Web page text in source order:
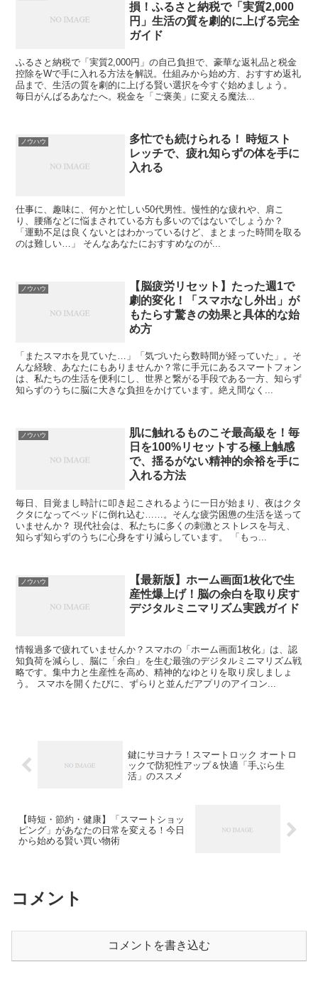
損！ふるさと納税で「実質2,000
円」生活の質を劇的に上げる完全
ガイド
ふるさと納税で「実質2,000円」の自己負担で、豪華な返礼品と税金
控除をWで手に入れる方法を解説。仕組みから始め方、おすすめ返礼
品まで、生活の質を劇的に上げる賢い選択を今すぐ始めましょう。
毎日がんばるあなたへ。税金を「ご褒美」に変える魔法...
ノウハウ
多忙でも続けられる！ 時短スト
レッチで、疲れ知らずの体を手に
入れる
仕事に、趣味に、何かと忙しい50代男性。慢性的な疲れや、肩こ
り、腰痛などに悩まされている方も多いのではないでしょうか？
「運動不足は良くないとはわかっているけど、まとまった時間を取る
のは難しい…」 そんなあなたにおすすめなのが...
ノウハウ
【脳疲労リセット】たった週1で
劇的変化！「スマホなし外出」が
もたらす驚きの効果と具体的な始
め方
「またスマホを見ていた…」「気づいたら数時間が経っていた」。そ
んな経験、あなたにもありませんか？常に手元にあるスマートフォン
は、私たちの生活を便利にし、世界と繋がる手段である一方、知らず
知らずのうちに脳に大きな負担をかけています。絶え間なく...
ノウハウ
肌に触れるものこそ最高級を！毎
日を100%リセットする極上触感
で、揺るがない精神的余裕を手に
入れる方法
毎日、目覚まし時計に叩き起こされるように一日が始まり、夜はクタ
クタになってベッドに倒れ込む……。そんな疲労困憊の生活を送って
いませんか？ 現代社会は、私たちに多くの刺激とストレスを与え、
知らず知らずのうちに心身をすり減らしています。 「もっ...
ノウハウ
【最新版】ホーム画面1枚化で生
産性爆上げ！脳の余白を取り戻す
デジタルミニマリズム実践ガイド
情報過多で疲れていませんか？スマホの「ホーム画面1枚化」は、認
知負荷を減らし、脳に「余白」を生む最強のデジタルミニマリズム戦
略です。集中力と生産性を高め、精神的なゆとりを取り戻しましょ
う。 スマホを開くたびに、ずらりと並んだアプリのアイコン...
鍵にサヨナラ！スマートロック オートロ
ックで防犯性アップ＆快適「手ぶら生
活」のススメ
【時短・節約・健康】「スマートショッ
ピング」があなたの日常を変える！今日
から始める賢い買い物術
コメント
コメントを書き込む